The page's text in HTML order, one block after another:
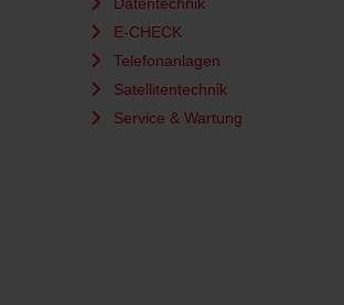
Datentechnik
E-CHECK
Telefonanlagen
Satellitentechnik
Service & Wartung